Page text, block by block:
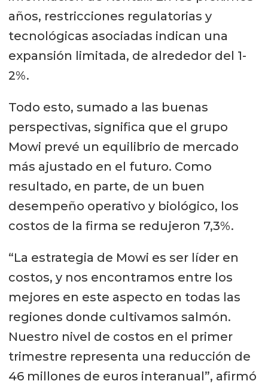
años, restricciones regulatorias y
tecnológicas asociadas indican una
expansión limitada, de alrededor del 1-
2%.
Todo esto, sumado a las buenas
perspectivas, significa que el grupo
Mowi prevé un equilibrio de mercado
más ajustado en el futuro. Como
resultado, en parte, de un buen
desempeño operativo y biológico, los
costos de la firma se redujeron 7,3%.
“La estrategia de Mowi es ser líder en
costos, y nos encontramos entre los
mejores en este aspecto en todas las
regiones donde cultivamos salmón.
Nuestro nivel de costos en el primer
trimestre representa una reducción de
46 millones de euros interanual”, afirmó